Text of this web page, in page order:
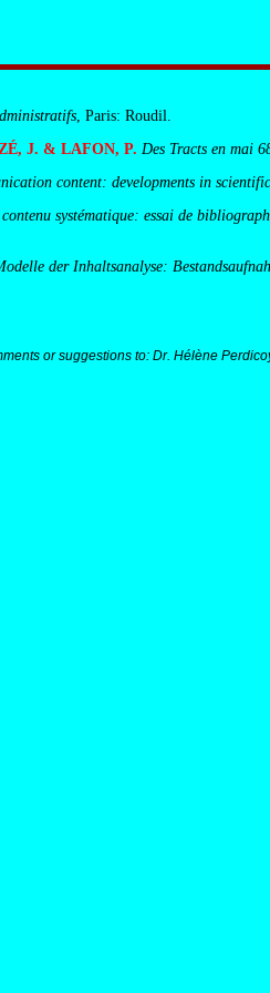
, Paris: Roudil.
J. & LAFON, P. Des Tracts en mai
content: developments in
systématique: essai de
der Inhaltsanalyse:
or suggestions to: Dr. Hélène